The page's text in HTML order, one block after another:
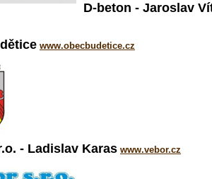
D-beton - Jaroslav
www.obecbudetice.cz
- Ladislav Karas www.vebor.cz